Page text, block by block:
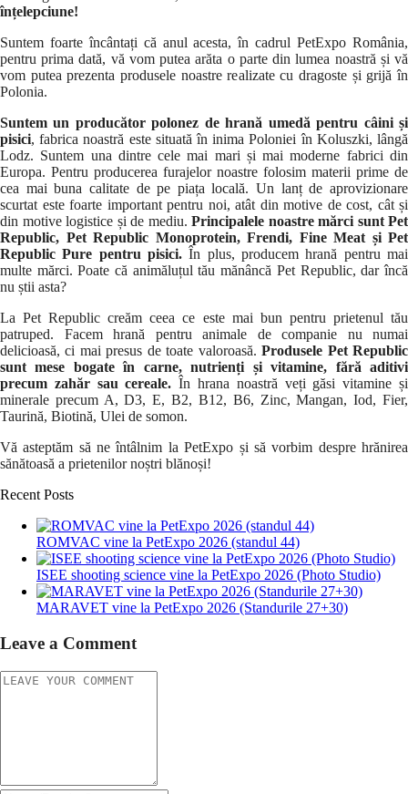
înțelepciune!
Suntem foarte încântați că anul acesta, în cadrul PetExpo România,
pentru prima dată, vă vom putea arăta o parte din lumea noastră și vă
vom putea prezenta produsele noastre realizate cu dragoste și grijă în
Polonia.
Suntem un producător polonez de hrană umedă pentru câini și
pisici, fabrica noastră este situată în inima Poloniei în Koluszki, lângă
Lodz. Suntem una dintre cele mai mari și mai moderne fabrici din
Europa. Pentru producerea furajelor noastre folosim materii prime de
cea mai buna calitate de pe piața locală. Un lanț de aprovizionare
scurtat este foarte important pentru noi, atât din motive de cost, cât și
din motive logistice și de mediu. Principalele noastre mărci sunt Pet
Republic, Pet Republic Monoprotein, Frendi, Fine Meat și Pet
Republic Pure pentru pisici. În plus, producem hrană pentru mai
multe mărci. Poate că animăluțul tău mănâncă Pet Republic, dar încă
nu știi asta?
La Pet Republic creăm ceea ce este mai bun pentru prietenul tău
patruped. Facem hrană pentru animale de companie nu numai
delicioasă, ci mai presus de toate valoroasă.Produsele Pet Republic
sunt mese bogate în carne, nutrienți și vitamine, fără aditivi
precum zahăr sau cereale. În hrana noastră veți găsi vitamine și
minerale precum A, D3, E, B2, B12, B6, Zinc, Mangan, Iod, Fier,
Taurină, Biotină, Ulei de somon.
Vă asteptăm să ne întâlnim la PetExpo și să vorbim despre hrănirea
sănătoasă a prietenilor noștri blănoși!
Recent Posts
ROMVAC vine la PetExpo 2026 (standul 44)
ISEE shooting science vine la PetExpo 2026 (Photo Studio)
MARAVET vine la PetExpo 2026 (Standurile 27+30)
Leave a Comment